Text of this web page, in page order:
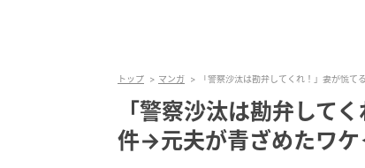
トップ マンガ 「警察沙汰は勘弁してくれ！」妻が慌
「警察沙汰は勘弁して
件→元夫が青ざめたワケ